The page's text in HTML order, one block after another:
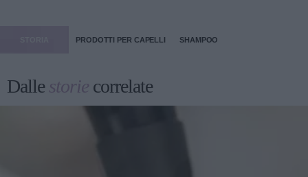
PRODOTTI PER CAPELLI SHAMPOO
Dallestorie correlate